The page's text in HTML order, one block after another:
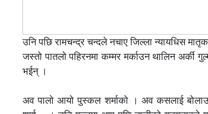
उनि पछि रामचन्द्र चन्दले नचाए जिल्ला न्यायधिस
जस्तो पातलो पहिरनमा कम्मर मर्काउन थालिन अर्की
भईन् ।
अव पालो आयो पुस्कल शर्माको । अव कसलाई